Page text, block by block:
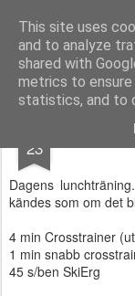
This site uses
and to analyze
shared with
metrics to
statistics, and to
Pages
23
Dagens
kändes som om det
4 min Crosstrainer
1 min snabb
45 s/ben SkiErg